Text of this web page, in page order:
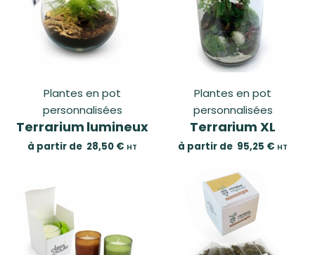
Plantes en pot
personnalisées
Terrarium lumineux
à partir de 28,50 € HT
Plantes en pot
personnalisées
Terrarium XL
à partir de 95,25 € HT